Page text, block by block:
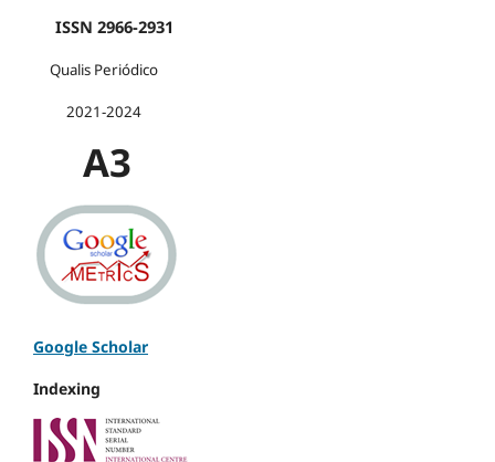
ISSN 2966-2931
Qualis Periódico
2021-2024
A3
Google Scholar
Indexing